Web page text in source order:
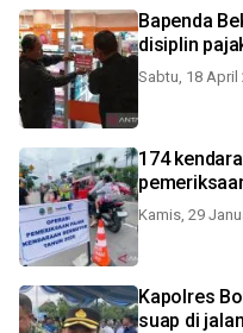
Bapenda
disiplin
Sabtu, 18 April
174
Kamis, 29
Kapolres
suap di